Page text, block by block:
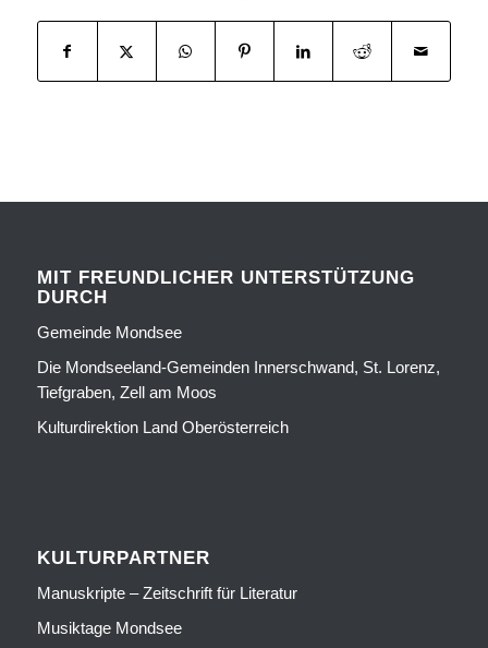
MIT FREUNDLICHER UNTERSTÜTZUNG
DURCH
Gemeinde Mondsee
Die Mondseeland-Gemeinden Innerschwand, St. Lorenz,
Tiefgraben, Zell am Moos
Kulturdirektion Land Oberösterreich
KULTURPARTNER
Manuskripte – Zeitschrift für Literatur
Musiktage Mondsee